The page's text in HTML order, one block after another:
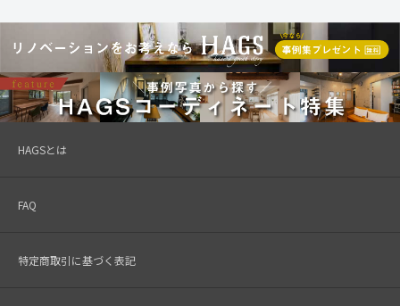
HAGSとは
FAQ
特定商取引に基づく表記